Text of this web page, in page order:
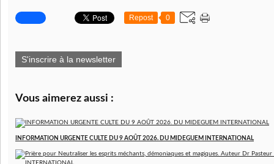
Repost 0
S'inscrire à la newsletter
Vous aimerez aussi :
INFORMATION URGENTE CULTE DU 9 AOÛT 2026. DU MIDEGUEM INTERNATIONAL